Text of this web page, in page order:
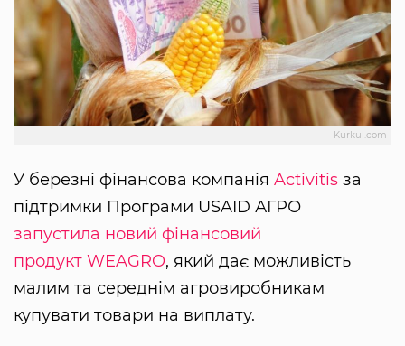
Kurkul.com
У березні фінансова компанія Activitis за
підтримки Програми USAID АГРО
запустила новий фінансовий
продукт WEAGRO, який дає можливість
малим та середнім агровиробникам
купувати товари на виплату.